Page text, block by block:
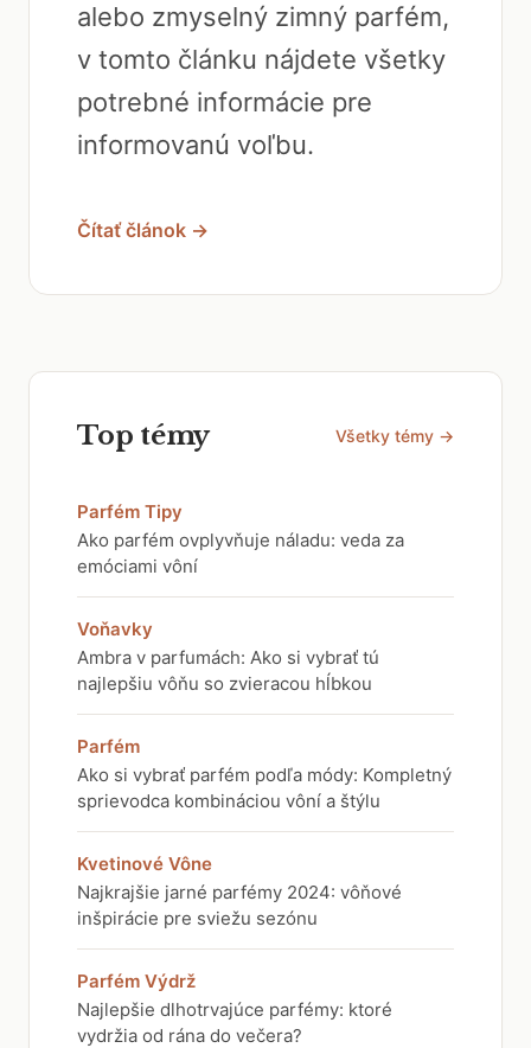
alebo zmyselný zimný parfém,
v tomto článku nájdete všetky
potrebné informácie pre
informovanú voľbu.
Čítať článok →
Top témy Všetky témy →
Parfém Tipy
Ako parfém ovplyvňuje náladu: veda za
emóciami vôní
Voňavky
Ambra v parfumách: Ako si vybrať tú
najlepšiu vôňu so zvieracou hĺbkou
Parfém
Ako si vybrať parfém podľa módy: Kompletný
sprievodca kombináciou vôní a štýlu
Kvetinové Vône
Najkrajšie jarné parfémy 2024: vôňové
inšpirácie pre sviežu sezónu
Parfém Výdrž
Najlepšie dlhotrvajúce parfémy: ktoré
vydržia od rána do večera?